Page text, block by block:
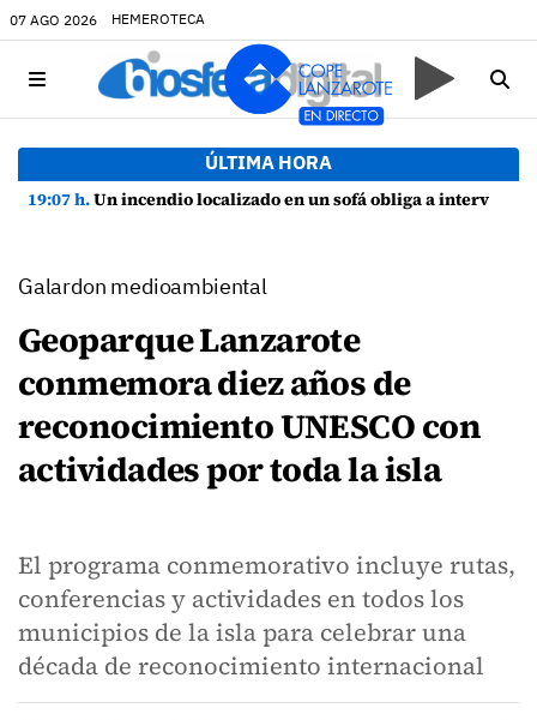
07 AGO 2026 HEMEROTECA
ÚLTIMA HORA
19:07 h.Un incendio localizado en un sofá obliga a intervenir en una vivienda de Playa Honda
Galardon medioambiental
Geoparque Lanzarote
conmemora diez años de
reconocimiento UNESCO con
actividades por toda la isla
El programa conmemorativo incluye rutas,
conferencias y actividades en todos los
municipios de la isla para celebrar una
década de reconocimiento internacional